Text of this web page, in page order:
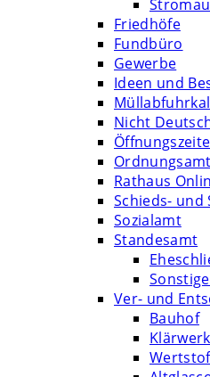
Friedhöfe
Fundbüro
Gewerbe
Ideen und
Nicht
Ordnungsamt
Rathaus
Schieds- und
Sozialamt
Standesamt
Ver- und
Bauhof
Klärwerk